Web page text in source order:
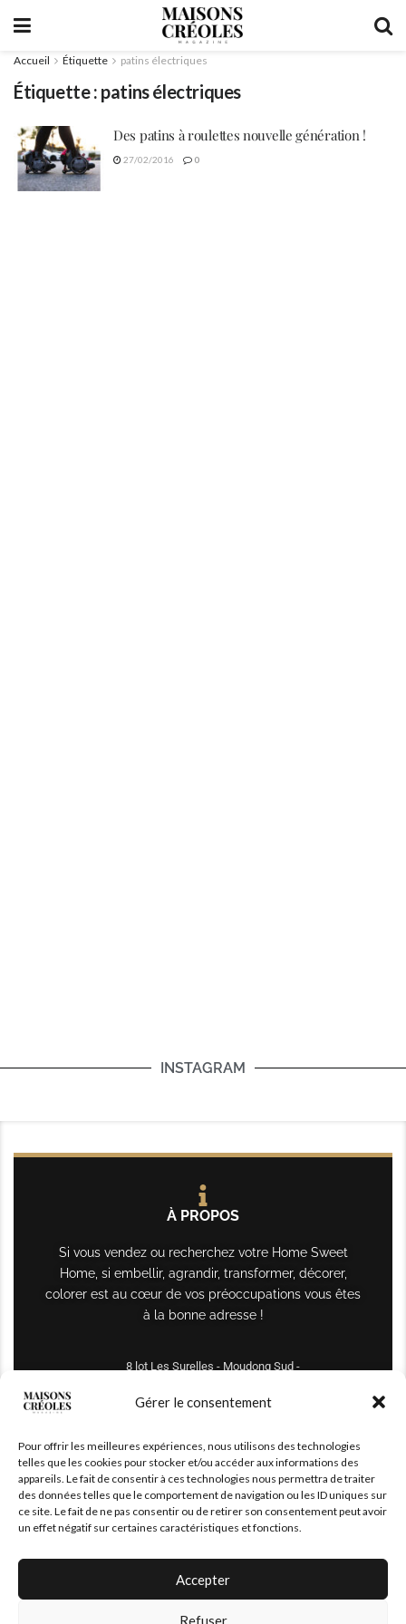
Gérer le consentement
Pour offrir les meilleures expériences, nous utilisons des technologies
telles que les cookies pour stocker et/ou accéder aux informations des
appareils. Le fait de consentir à ces technologies nous permettra de traiter
des données telles que le comportement de navigation ou les ID uniques sur
ce site. Le fait de ne pas consentir ou de retirer son consentement peut avoir
un effet négatif sur certaines caractéristiques et fonctions.
Accepter
Refuser
Accueil Étiquette patins électriques
Étiquette : patins électriques
Des patins à roulettes nouvelle génération !
27/02/2016 0
INSTAGRAM
À PROPOS
Si vous vendez ou recherchez votre Home Sweet
Home, si embellir, agrandir, transformer, décorer,
colorer est au cœur de vos préoccupations vous êtes
à la bonne adresse !
8 lot Les Surelles - Moudong Sud -
maisonscreoles.immo@gmail.com